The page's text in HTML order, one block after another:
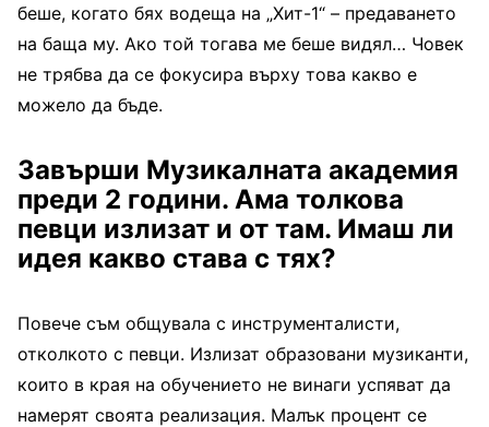
беше, когато бях водеща на „Хит-1“ – предаването
на баща му. Ако той тогава ме беше видял… Човек
не трябва да се фокусира върху това какво е
можело да бъде.
Завърши Музикалната академия
преди 2 години. Ама толкова
певци излизат и от там. Имаш ли
идея какво става с тях?
Повече съм общувала с инструменталисти,
отколкото с певци. Излизат образовани музиканти,
които в края на обучението не винаги успяват да
намерят своята реализация. Малък процент се